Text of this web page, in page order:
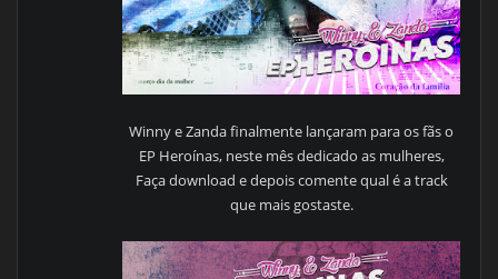
Winny e Zanda finalmente lançaram para os fãs o
EP Heroínas, neste mês dedicado as mulheres,
Faça download e depois comente qual é a track
que mais gostaste.